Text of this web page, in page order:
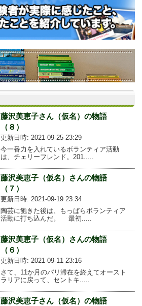
藤沢美恵子さん（仮名）の物語
（８）
更新日時: 2021-09-25 23:29
今一番力を入れているボランティア活動
は、チェリーフレンド。201.....
藤沢美恵子（仮名）さんの物語
（７）
更新日時: 2021-09-19 23:34
陶芸に飽きた後は、もっぱらボランティア
活動に打ち込んだ。 最初.....
藤沢美恵子（仮名）さんの物語
（６）
更新日時: 2021-09-11 23:16
さて、11か月のパリ滞在を終えてオースト
ラリアに戻って、セントキ.....
藤沢美恵子さん（仮名）の物語